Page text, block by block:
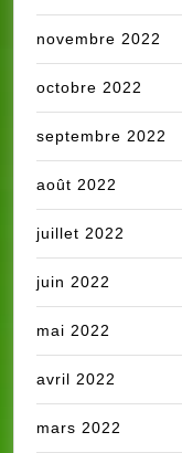
novembre 2022
octobre 2022
septembre 2022
août 2022
juillet 2022
juin 2022
mai 2022
avril 2022
mars 2022